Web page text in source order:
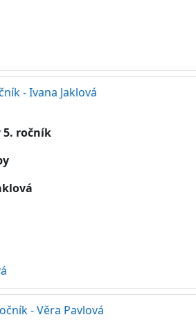
- Ivana Jaklová
5. ročník
- Věra Pavlová